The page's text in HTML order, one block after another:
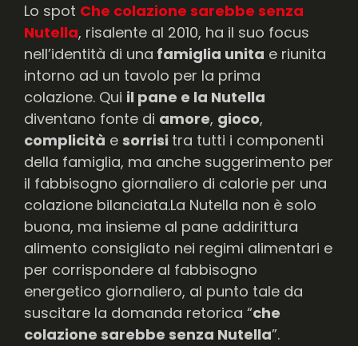
Lo spot Che colazione sarebbe senza
Nutella, risalente al 2010, ha il suo focus
nell’identità di una famiglia unita e riunita
intorno ad un tavolo per la prima
colazione. Qui il pane e la Nutella
diventano fonte di amore, gioco,
complicità e sorrisi tra tutti i componenti
della famiglia, ma anche suggerimento per
il fabbisogno giornaliero di calorie per una
colazione bilanciata.La Nutella non è solo
buona, ma insieme al pane addirittura
alimento consigliato nei regimi alimentari e
per corrispondere al fabbisogno
energetico giornaliero, al punto tale da
suscitare la domanda retorica “che
colazione sarebbe senza Nutella”.